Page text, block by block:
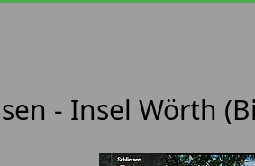
- Insel Wörth